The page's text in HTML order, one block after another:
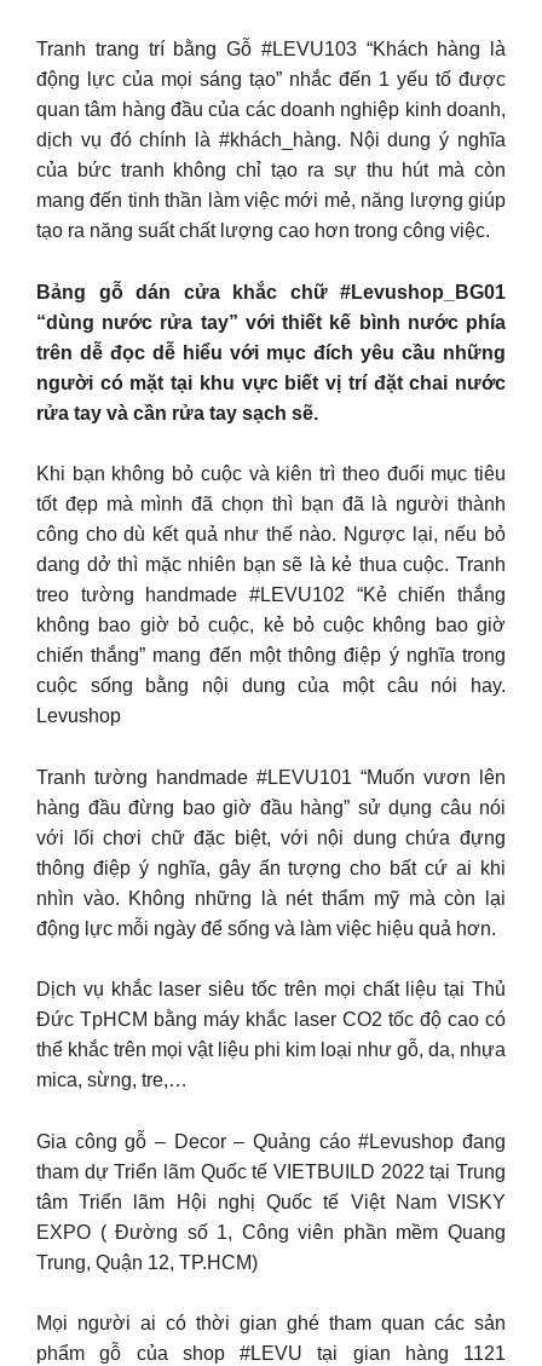
Tranh trang trí bằng Gỗ #LEVU103 “Khách hàng là
động lực của mọi sáng tạo” nhắc đến 1 yếu tố được
quan tâm hàng đầu của các doanh nghiệp kinh doanh,
dịch vụ đó chính là #khách_hàng. Nội dung ý nghĩa
của bức tranh không chỉ tạo ra sự thu hút mà còn
mang đến tinh thần làm việc mới mẻ, năng lượng giúp
tạo ra năng suất chất lượng cao hơn trong công việc.
Bảng gỗ dán cửa khắc chữ #Levushop_BG01
“dùng nước rửa tay” với thiết kế bình nước phía
trên dễ đọc dễ hiểu với mục đích yêu cầu những
người có mặt tại khu vực biết vị trí đặt chai nước
rửa tay và cần rửa tay sạch sẽ.
Khi bạn không bỏ cuộc và kiên trì theo đuổi mục tiêu
tốt đẹp mà mình đã chọn thì bạn đã là người thành
công cho dù kết quả như thế nào. Ngược lại, nếu bỏ
dang dở thì mặc nhiên bạn sẽ là kẻ thua cuộc. Tranh
treo tường handmade #LEVU102 “Kẻ chiến thắng
không bao giờ bỏ cuộc, kẻ bỏ cuộc không bao giờ
chiến thắng” mang đến một thông điệp ý nghĩa trong
cuộc sống bằng nội dung của một câu nói hay.
Levushop
Tranh tường handmade #LEVU101 “Muốn vươn lên
hàng đầu đừng bao giờ đầu hàng” sử dụng câu nói
với lối chơi chữ đặc biệt, với nội dung chứa đựng
thông điệp ý nghĩa, gây ấn tượng cho bất cứ ai khi
nhìn vào. Không những là nét thẩm mỹ mà còn lại
động lực mỗi ngày để sống và làm việc hiệu quả hơn.
Dịch vụ khắc laser siêu tốc trên mọi chất liệu tại Thủ
Đức TpHCM bằng máy khắc laser CO2 tốc độ cao có
thể khắc trên mọi vật liệu phi kim loại như gỗ, da, nhựa
mica, sừng, tre,…
Gia công gỗ – Decor – Quảng cáo #Levushop đang
tham dự Triển lãm Quốc tế VIETBUILD 2022 tại Trung
tâm Triển lãm Hội nghị Quốc tế Việt Nam VISKY
EXPO ( Đường số 1, Công viên phần mềm Quang
Trung, Quận 12, TP.HCM)
Mọi người ai có thời gian ghé tham quan các sản
phẩm gỗ của shop #LEVU tại gian hàng 1121